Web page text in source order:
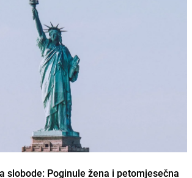
slobode: Poginule žena i petomjesečna